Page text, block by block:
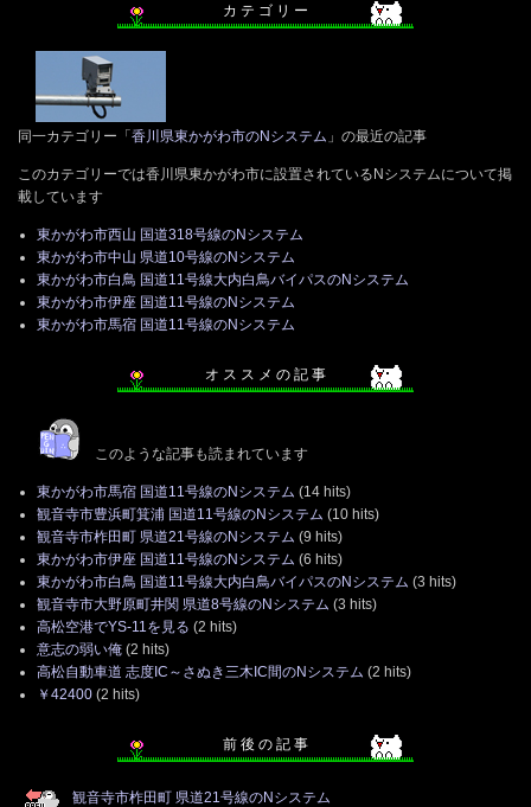
カ テ ゴ リ ー
同一カテゴリー「 香川県東かがわ市のNシステム 」の最近の記事
このカテゴリーでは香川県東かがわ市に設置されているNシステムについて掲
載しています
東かがわ市西山 国道318号線のNシステム
東かがわ市中山 県道10号線のNシステム
東かがわ市白鳥 国道11号線大内白鳥バイパスのNシステム
東かがわ市伊座 国道11号線のNシステム
東かがわ市馬宿 国道11号線のNシステム
オ ス ス メ の 記 事
このような記事も読まれています
東かがわ市馬宿 国道11号線のNシステム (14 hits)
観音寺市豊浜町箕浦 国道11号線のNシステム (10 hits)
観音寺市柞田町 県道21号線のNシステム (9 hits)
東かがわ市伊座 国道11号線のNシステム (6 hits)
東かがわ市白鳥 国道11号線大内白鳥バイパスのNシステム (3 hits)
観音寺市大野原町井関 県道8号線のNシステム (3 hits)
高松空港でYS-11を見る (2 hits)
意志の弱い俺 (2 hits)
高松自動車道 志度IC～さぬき三木IC間のNシステム (2 hits)
￥42400 (2 hits)
前 後 の 記 事
観音寺市柞田町 県道21号線のNシステム